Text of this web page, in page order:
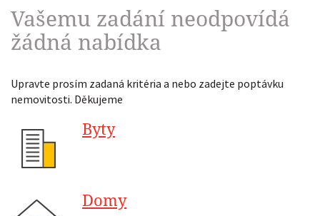
Vašemu zadání neodpovídá
žádná nabídka
Upravte prosím zadaná kritéria a nebo zadejte poptávku
nemovitosti. Děkujeme
Byty
Domy